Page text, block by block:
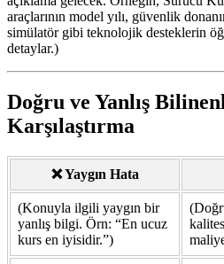
araçlarının model yılı, güvenlik
simülatör gibi teknolojik desteklerin
detaylar.)
Doğru ve Yanlış
Karşılaştırma
❌ Yaygın Hata
(Konuyla ilgili yaygın bir
yanlış bilgi. Örn: “En ucuz
kurs en iyisidir.”)